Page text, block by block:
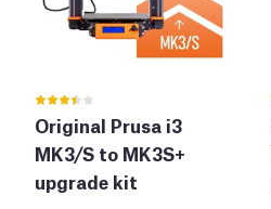
Original Prusa i3
MK3/S to MK3S+
upgrade kit